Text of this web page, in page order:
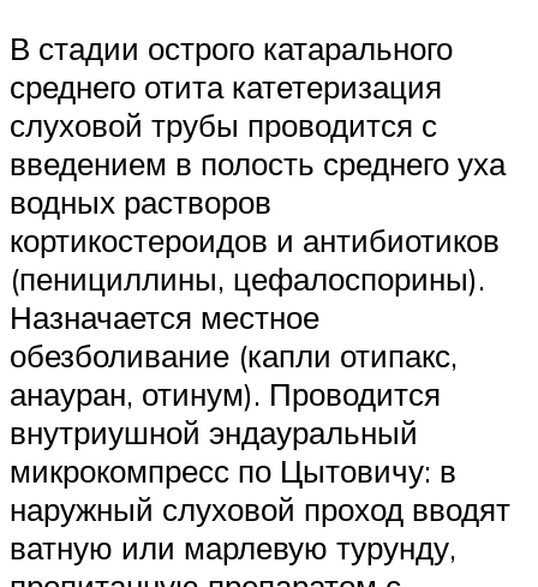
В стадии острого катарального
среднего отита катетеризация
слуховой трубы проводится с
введением в полость среднего уха
водных растворов
кортикостероидов и антибиотиков
(пенициллины, цефалоспорины).
Назначается местное
обезболивание (капли отипакс,
анауран, отинум). Проводится
внутриушной эндауральный
микрокомпресс по Цытовичу: в
наружный слуховой проход вводят
ватную или марлевую турунду,